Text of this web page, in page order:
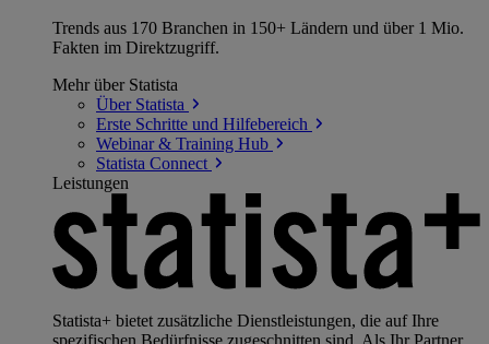
Trends aus 170 Branchen in 150+ Ländern und über 1 Mio.
Fakten im Direktzugriff.
Mehr über Statista
Über Statista
Erste Schritte und Hilfebereich
Webinar & Training Hub
Statista Connect
Leistungen
Statista+ bietet zusätzliche Dienstleistungen, die auf Ihre
spezifischen Bedürfnisse zugeschnitten sind. Als Ihr Partner